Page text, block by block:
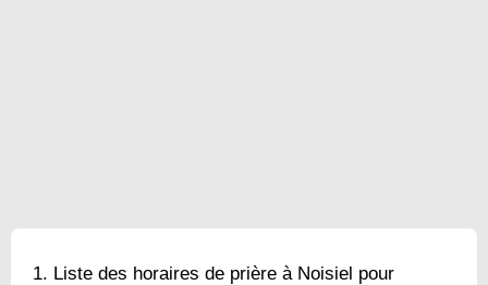
Liste des horaires de prière à Noisiel pour